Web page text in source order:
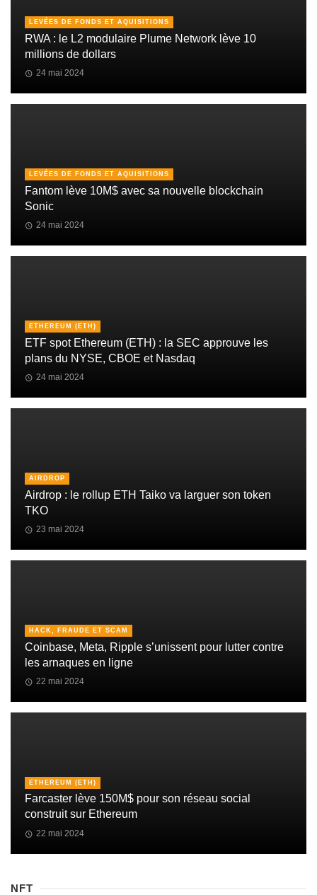
LEVÉES DE FONDS ET AQUISITIONS
RWA : le L2 modulaire Plume Network lève 10
millions de dollars
24 mai 2024
LEVÉES DE FONDS ET AQUISITIONS
Fantom lève 10M$ avec sa nouvelle blockchain
Sonic
24 mai 2024
ETHEREUM (ETH)
ETF spot Ethereum (ETH) : la SEC approuve les
plans du NYSE, CBOE et Nasdaq
24 mai 2024
AIRDROP
Airdrop : le rollup ETH Taiko va larguer son token
TKO
23 mai 2024
HACK, FRAUDE ET SCAM
Coinbase, Meta, Ripple s’unissent pour lutter contre
les arnaques en ligne
22 mai 2024
ETHEREUM (ETH)
Farcaster lève 150M$ pour son réseau social
construit sur Ethereum
22 mai 2024
NFT